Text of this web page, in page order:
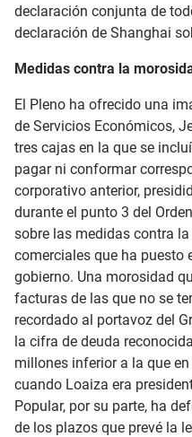
declaración conjunta de
declaración de Shanghai
Medidas contra la
El Pleno ha ofrecido una
de Servicios Económicos,
tres cajas en la que se
pagar ni conformar
corporativo anterior,
durante el punto 3 del
sobre las medidas contra
comerciales que ha puesto
gobierno. Una morosidad
facturas de las que no se
recordado al portavoz del
la cifra de deuda
millones inferior a la que
cuando Loaiza era
Popular, por su parte, ha
de los plazos que prevé la